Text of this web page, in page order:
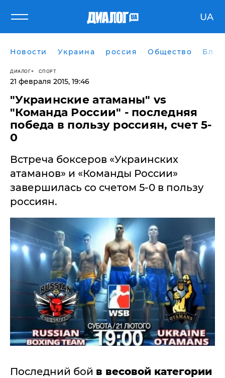
UA
Новости Украина россия Общество
ДИАЛОГ СПОРТ
21 февраля 2015, 19:46
"Украинские атаманы" vs
"Команда России" - последняя
победа в пользу россиян, счет 5-
0
Встреча боксеров «Украинских
атаманов» и «Команды России»
завершилась со счетом 5-0 в пользу
россиян.
Последний бой в весовой категории